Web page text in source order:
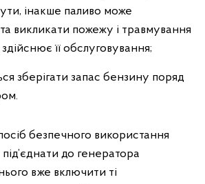
інакше паливо може
викликати пожежу і травмування
її обслуговування;
зберігати запас бензину поряд
безпечного використання
під’єднати до генератора
вже включити ті